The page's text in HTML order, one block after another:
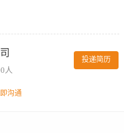
能与不同年龄宾客顺畅互动。 3、
费及课程预约等事务； 6、定期清
通能力； 2、能适应早晚班轮班制
软件及基础设备操作。
人
投递简历
沟通